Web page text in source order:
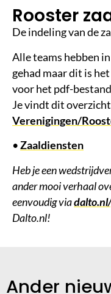
Rooster
De indeling van de
Alle teams hebben
gehad maar dit is
voor het pdf-
Je vindt dit
Verenigingen/
•Zaaldiensten
Heb je een
ander mooi verhaal
eenvoudig via
Dalto.nl!
Ander